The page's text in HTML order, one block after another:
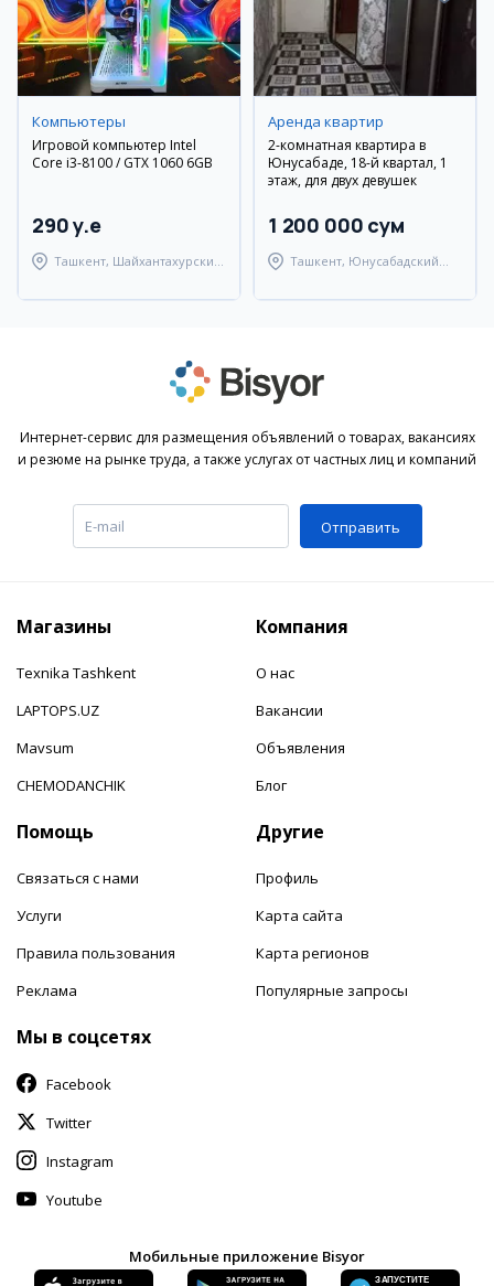
Компьютеры
Игровой компьютер Intel
Core i3-8100 / GTX 1060 6GB
290 y.e
Ташкент, Шайхантахурский
Аренда квартир
2-комнатная квартира в
Юнусабаде, 18-й квартал, 1
этаж, для двух девушек
1 200 000 сум
Ташкент, Юнусабадский
Интернет-сервис для размещения объявлений о товарах, вакансиях
и резюме на рынке труда, а также услугах от частных лиц и компаний
Отправить
Магазины
Texnika Tashkent
LAPTOPS.UZ
Mavsum
CHEMODANCHIK
Компания
О нас
Вакансии
Объявления
Блог
Помощь
Связаться с нами
Услуги
Правила пользования
Реклама
Другие
Профиль
Карта сайта
Карта регионов
Популярные запросы
Мы в соцсетях
Facebook
Twitter
Instagram
Youtube
Мобильные приложение Bisyor